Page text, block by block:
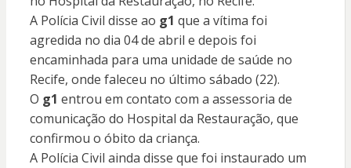
A Polícia Civil disse ao g1 que a vítima foi
agredida no dia 04 de abril e depois foi
encaminhada para uma unidade de saúde no
Recife, onde faleceu no último sábado (22).
O g1 entrou em contato com a assessoria de
comunicação do Hospital da Restauração, que
confirmou o óbito da criança.
A Polícia Civil ainda disse que foi instaurado um